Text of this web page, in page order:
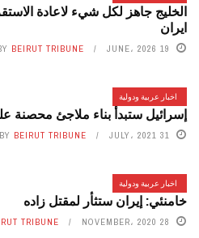
الخليج جاهز لكل شيء لاعادة
ايران
19 JUNE، 2026 BEIRUT TRIBUNE
اخبار عربية ودولية
إسرائيل ستبدأ بناء ملاجئ محصنة
31 JULY، 2021 BY BEIRUT TRIBUNE
اخبار عربية ودولية
خامنئي: إيران ستثأر لمقتل زاده
28 NOVEMBER، 2020 TRIBUNE